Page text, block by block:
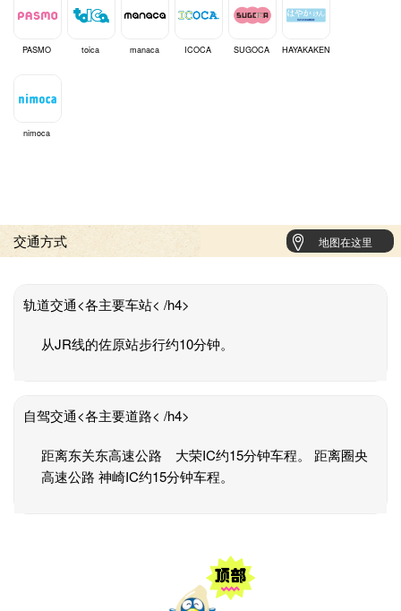
PASMO toica manaca ICOCA SUGOCA HAYAKAKEN
nimoca
交通方式 地图在这里
轨道交通<各主要车站< /h4>
从JR线的佐原站步行约10分钟。
自驾交通<各主要道路< /h4>
距离东关东高速公路 大荣IC约15分钟车程。 距离圈央
高速公路 神崎IC约15分钟车程。